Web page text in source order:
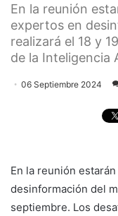
En la reunión
expertos en
realizará el 18 y
de la Inteligencia
06 Septiembre 2024
En la reunión
desinformación del
septiembre. Los